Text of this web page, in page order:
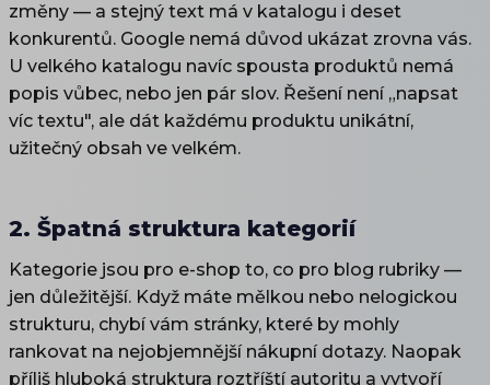
změny — a stejný text má v katalogu i deset
konkurentů. Google nemá důvod ukázat zrovna vás.
U velkého katalogu navíc spousta produktů nemá
popis vůbec, nebo jen pár slov. Řešení není „napsat
víc textu", ale dát každému produktu unikátní,
užitečný obsah ve velkém.
2. Špatná struktura kategorií
Kategorie jsou pro e-shop to, co pro blog rubriky —
jen důležitější. Když máte mělkou nebo nelogickou
strukturu, chybí vám stránky, které by mohly
rankovat na nejobjemnější nákupní dotazy. Naopak
příliš hluboká struktura roztříští autoritu a vytvoří